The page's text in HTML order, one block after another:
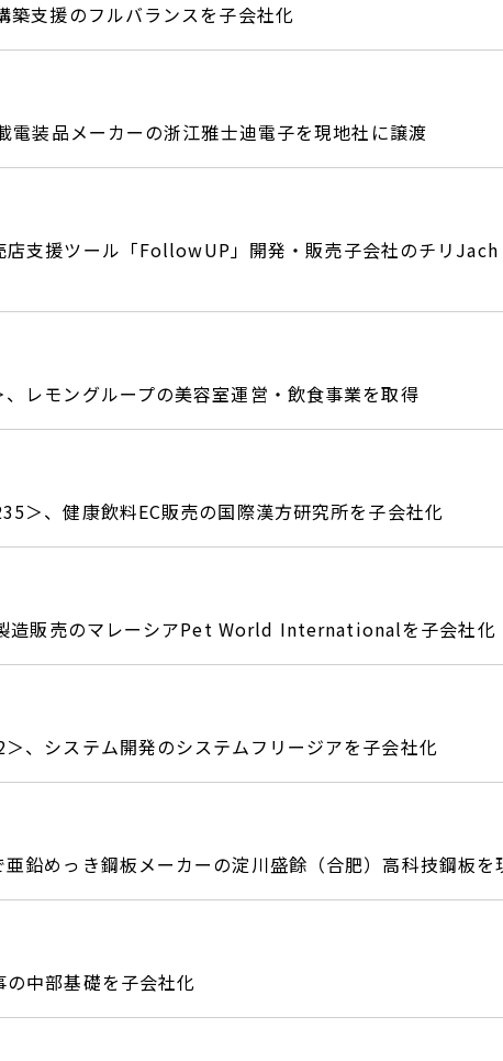
築支援のフルバランスを子会社化
装品メーカーの浙江雅士迪電子を現地社に譲渡
店支援ツール「FollowUP」開発・販売子会社のチリ
レモングループの美容室運営・飲食事業を取得
＞、健康飲料EC販売の国際漢方研究所を子会社化
造販売のマレーシアPet World Internationalを子会社化
、システム開発のシステムフリージアを子会社化
鉛めっき鋼板メーカーの淀川盛餘（合肥）高科技鋼板を
中部基礎を子会社化